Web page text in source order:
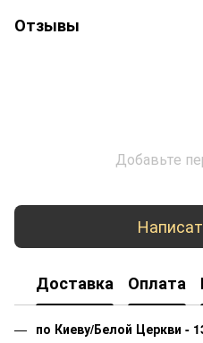
Отзывы
Добавьте
Доставка Оплата
по Киеву/Белой Церкви -